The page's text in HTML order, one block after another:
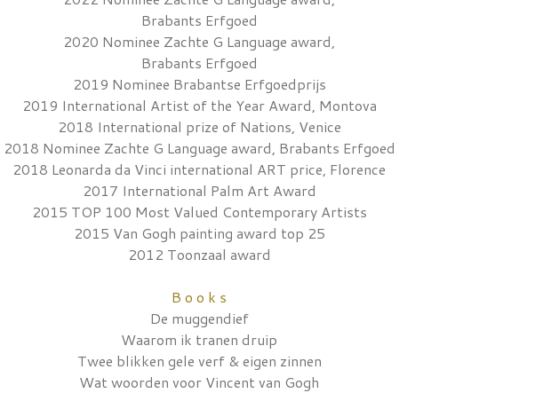
Brabants Erfgoed
2020 Nominee Zachte G Language award,
Brabants Erfgoed
2019 Nominee Brabantse Erfgoedprijs
2019 International Artist of the Year Award, Montova
2018 International prize of Nations, Venice
2018 Nominee Zachte G Language award, Brabants Erfgoed
2018 Leonarda da Vinci international ART price, Florence
2017 International Palm Art Award
2015 TOP 100 Most Valued Contemporary Artists
2015 Van Gogh painting award top 25
2012 Toonzaal award
B o o k s
De muggendief
Waarom ik tranen druip
Twee blikken gele verf & eigen zinnen
Wat woorden voor Vincent van Gogh